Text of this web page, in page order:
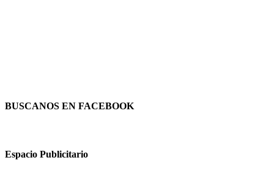
BUSCANOS EN FACEBOOK
Espacio Publicitario